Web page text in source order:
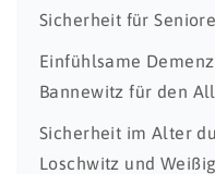
Sicherheit für
Einfühlsame
Bannewitz für den
Sicherheit im Alter
Loschwitz und Weißig